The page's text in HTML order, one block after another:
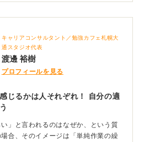
キャリアコンサルタント／勉強カフェ札幌大
通スタジオ代表
渡邊 裕樹
プロフィールを見る
感じるかは人それぞれ！ 自分の適
」と言われるのはなぜか、という質
合、そのイメージは「単純作業の繰